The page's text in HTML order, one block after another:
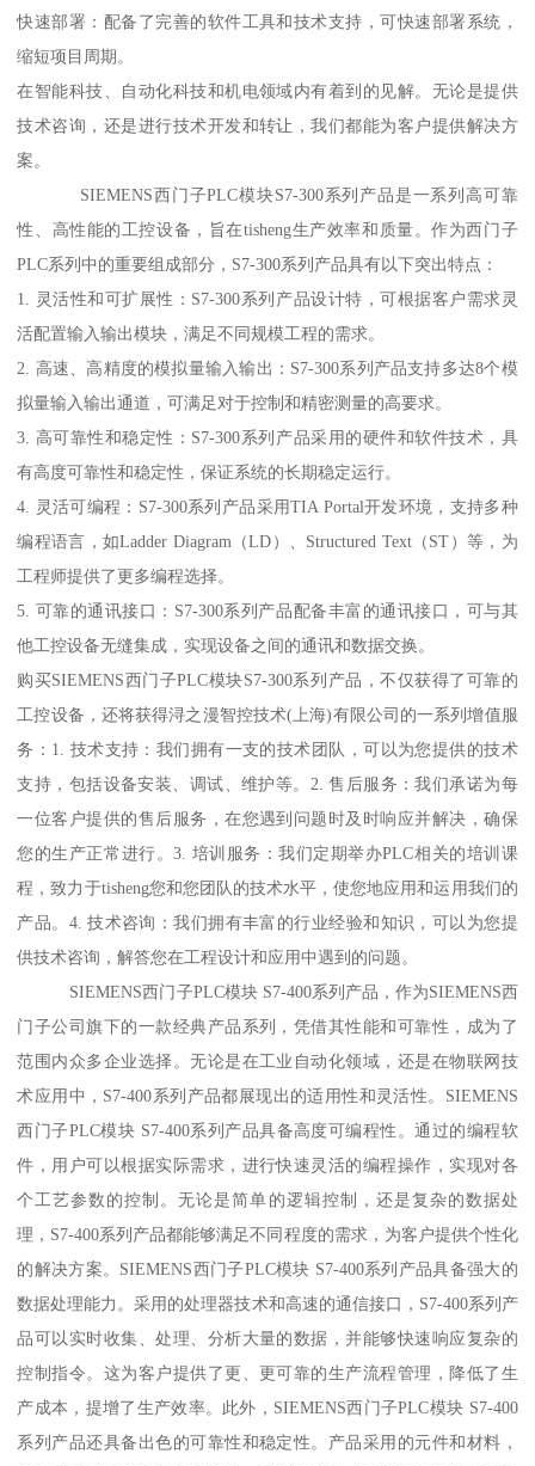
快速部署：配备了完善的软件工具和技术支持，可快速部署系统，
缩短项目周期。
在智能科技、自动化科技和机电领域内有着到的见解。无论是提供
技术咨询，还是进行技术开发和转让，我们都能为客户提供解决方
案。
SIEMENS西门子PLC模块S7-300系列产品是一系列高可靠
性、高性能的工控设备，旨在tisheng生产效率和质量。作为西门子
PLC系列中的重要组成部分，S7-300系列产品具有以下突出特点：
1. 灵活性和可扩展性：S7-300系列产品设计特，可根据客户需求灵
活配置输入输出模块，满足不同规模工程的需求。
2. 高速、高精度的模拟量输入输出：S7-300系列产品支持多达8个模
拟量输入输出通道，可满足对于控制和精密测量的高要求。
3. 高可靠性和稳定性：S7-300系列产品采用的硬件和软件技术，具
有高度可靠性和稳定性，保证系统的长期稳定运行。
4. 灵活可编程：S7-300系列产品采用TIA Portal开发环境，支持多种
编程语言，如Ladder Diagram（LD）、Structured Text（ST）等，为
工程师提供了更多编程选择。
5. 可靠的通讯接口：S7-300系列产品配备丰富的通讯接口，可与其
他工控设备无缝集成，实现设备之间的通讯和数据交换。
购买SIEMENS西门子PLC模块S7-300系列产品，不仅获得了可靠的
工控设备，还将获得浔之漫智控技术(上海)有限公司的一系列增值服
务：1. 技术支持：我们拥有一支的技术团队，可以为您提供的技术
支持，包括设备安装、调试、维护等。2. 售后服务：我们承诺为每
一位客户提供的售后服务，在您遇到问题时及时响应并解决，确保
您的生产正常进行。3. 培训服务：我们定期举办PLC相关的培训课
程，致力于tisheng您和您团队的技术水平，使您地应用和运用我们的
产品。4. 技术咨询：我们拥有丰富的行业经验和知识，可以为您提
供技术咨询，解答您在工程设计和应用中遇到的问题。
SIEMENS西门子PLC模块 S7-400系列产品，作为SIEMENS西
门子公司旗下的一款经典产品系列，凭借其性能和可靠性，成为了
范围内众多企业选择。无论是在工业自动化领域，还是在物联网技
术应用中，S7-400系列产品都展现出的适用性和灵活性。SIEMENS
西门子PLC模块 S7-400系列产品具备高度可编程性。通过的编程软
件，用户可以根据实际需求，进行快速灵活的编程操作，实现对各
个工艺参数的控制。无论是简单的逻辑控制，还是复杂的数据处
理，S7-400系列产品都能够满足不同程度的需求，为客户提供个性化
的解决方案。SIEMENS西门子PLC模块 S7-400系列产品具备强大的
数据处理能力。采用的处理器技术和高速的通信接口，S7-400系列产
品可以实时收集、处理、分析大量的数据，并能够快速响应复杂的
控制指令。这为客户提供了更、更可靠的生产流程管理，降低了生
产成本，提增了生产效率。此外，SIEMENS西门子PLC模块 S7-400
系列产品还具备出色的可靠性和稳定性。产品采用的元件和材料，